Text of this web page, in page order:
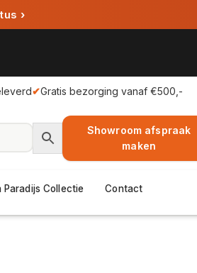
›
✔Gratis bezorging vanaf €500,-
Showroom afspraak
maken
Paradijs Collectie Contact